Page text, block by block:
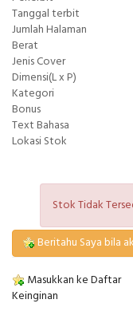
Tanggal terbit
Jumlah Halaman
Berat
Jenis Cover
Dimensi(L x P)
Kategori
Bonus
Text Bahasa
Lokasi Stok
Stok Tidak
Beritahu Saya bila
Masukkan ke Daftar
Keinginan